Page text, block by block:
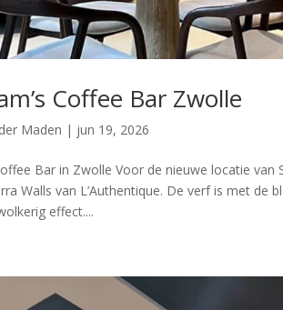
Coffee Bar Zwolle
Maden | jun 19, 2026
Bar in Zwolle Voor de nieuwe locatie
Walls van L’Authentique. De verf is met
effect....